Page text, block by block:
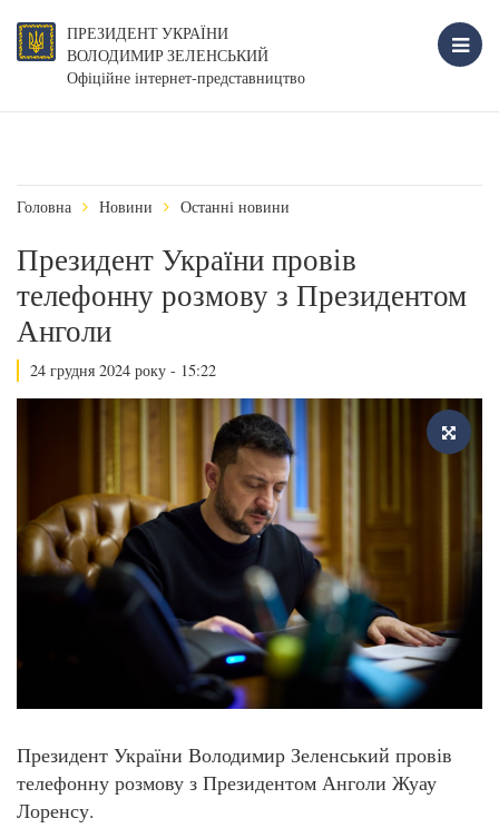
ПРЕЗИДЕНТ УКРАЇНИ
ВОЛОДИМИР ЗЕЛЕНСЬКИЙ
Офіційне інтернет-представництво
Головна Новини Останні новини
Президент України провів
телефонну розмову з Президентом
Анголи
24 грудня 2024 року - 15:22
Президент України Володимир Зеленський провів
телефонну розмову з Президентом Анголи Жуау
Лоренсу.